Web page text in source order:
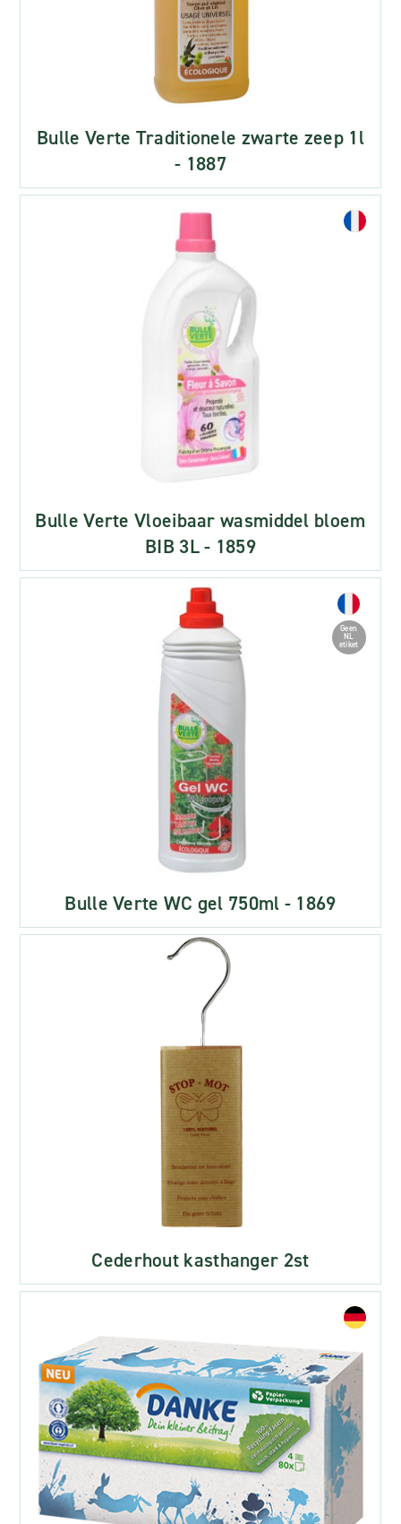
Bulle Verte Traditionele zwarte zeep 1l
- 1887
Bulle Verte Vloeibaar wasmiddel bloem
BIB 3L - 1859
Geen
NL
etiket
Bulle Verte WC gel 750ml - 1869
Cederhout kasthanger 2st